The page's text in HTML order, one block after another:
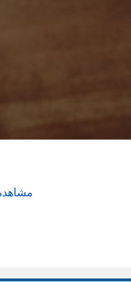
را برای همه نگرانی